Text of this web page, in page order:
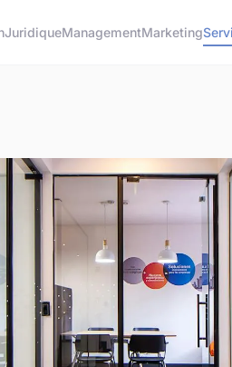
JuridiqueManagementMarketing